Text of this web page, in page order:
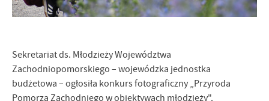
Sekretariat ds. Młodzieży Województwa
Zachodniopomorskiego – wojewódzka jednostka
budżetowa – ogłosiła konkurs fotograficzny „Przyroda
Pomorza Zachodniego w obiektywach młodzieży".
Firmy te działają w charakterze pośredników prezentujących nasze